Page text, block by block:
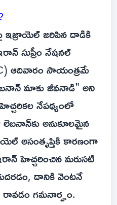
జరిపిన దాడికి
సుప్రీం నేషనల్
ఆదివారం సాయంత్రమే
మాకు జీవనాడి" అని
నేపథ్యంలో
అనుకూలమైన
అసంతృప్తికి కారణంగా
ఇరాన్ హెచ్చరించిన మరుసటి
దానికి వెంటనే
రావడం గమనార్హం.